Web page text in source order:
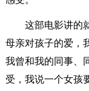
这部电影讲的
母亲对孩子的爱，
我曾和我的同事、
受，我说一个女孩